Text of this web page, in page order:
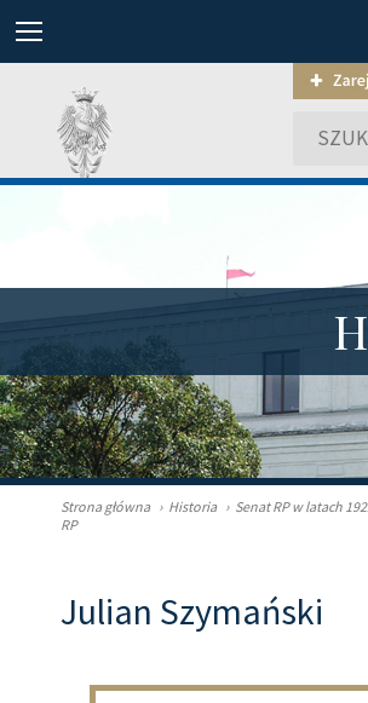
Strona główna › Historia › Senat RP w latach
RP
Julian Szymański